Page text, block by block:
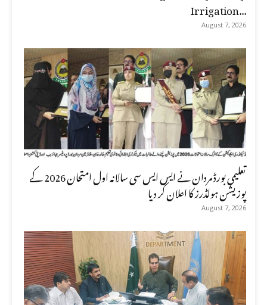
Irrigation...
August 7, 2026
تعلیمی بورڈ مردان نے ایس ایس سی سالانہ اول امتحان 2026 کے
پوزیشن ہولڈرز کا اعلان کر دیا
August 7, 2026